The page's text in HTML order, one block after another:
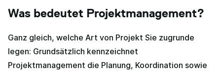
Was bedeutet Projektmanagement?
Ganz gleich, welche Art von Projekt Sie zugrunde
legen: Grundsätzlich kennzeichnet
Projektmanagement die Planung, Koordination sowie